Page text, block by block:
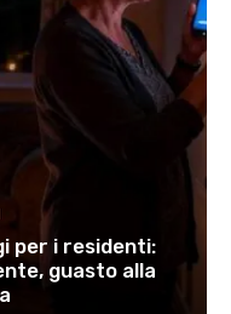
per i residenti:
guasto alla